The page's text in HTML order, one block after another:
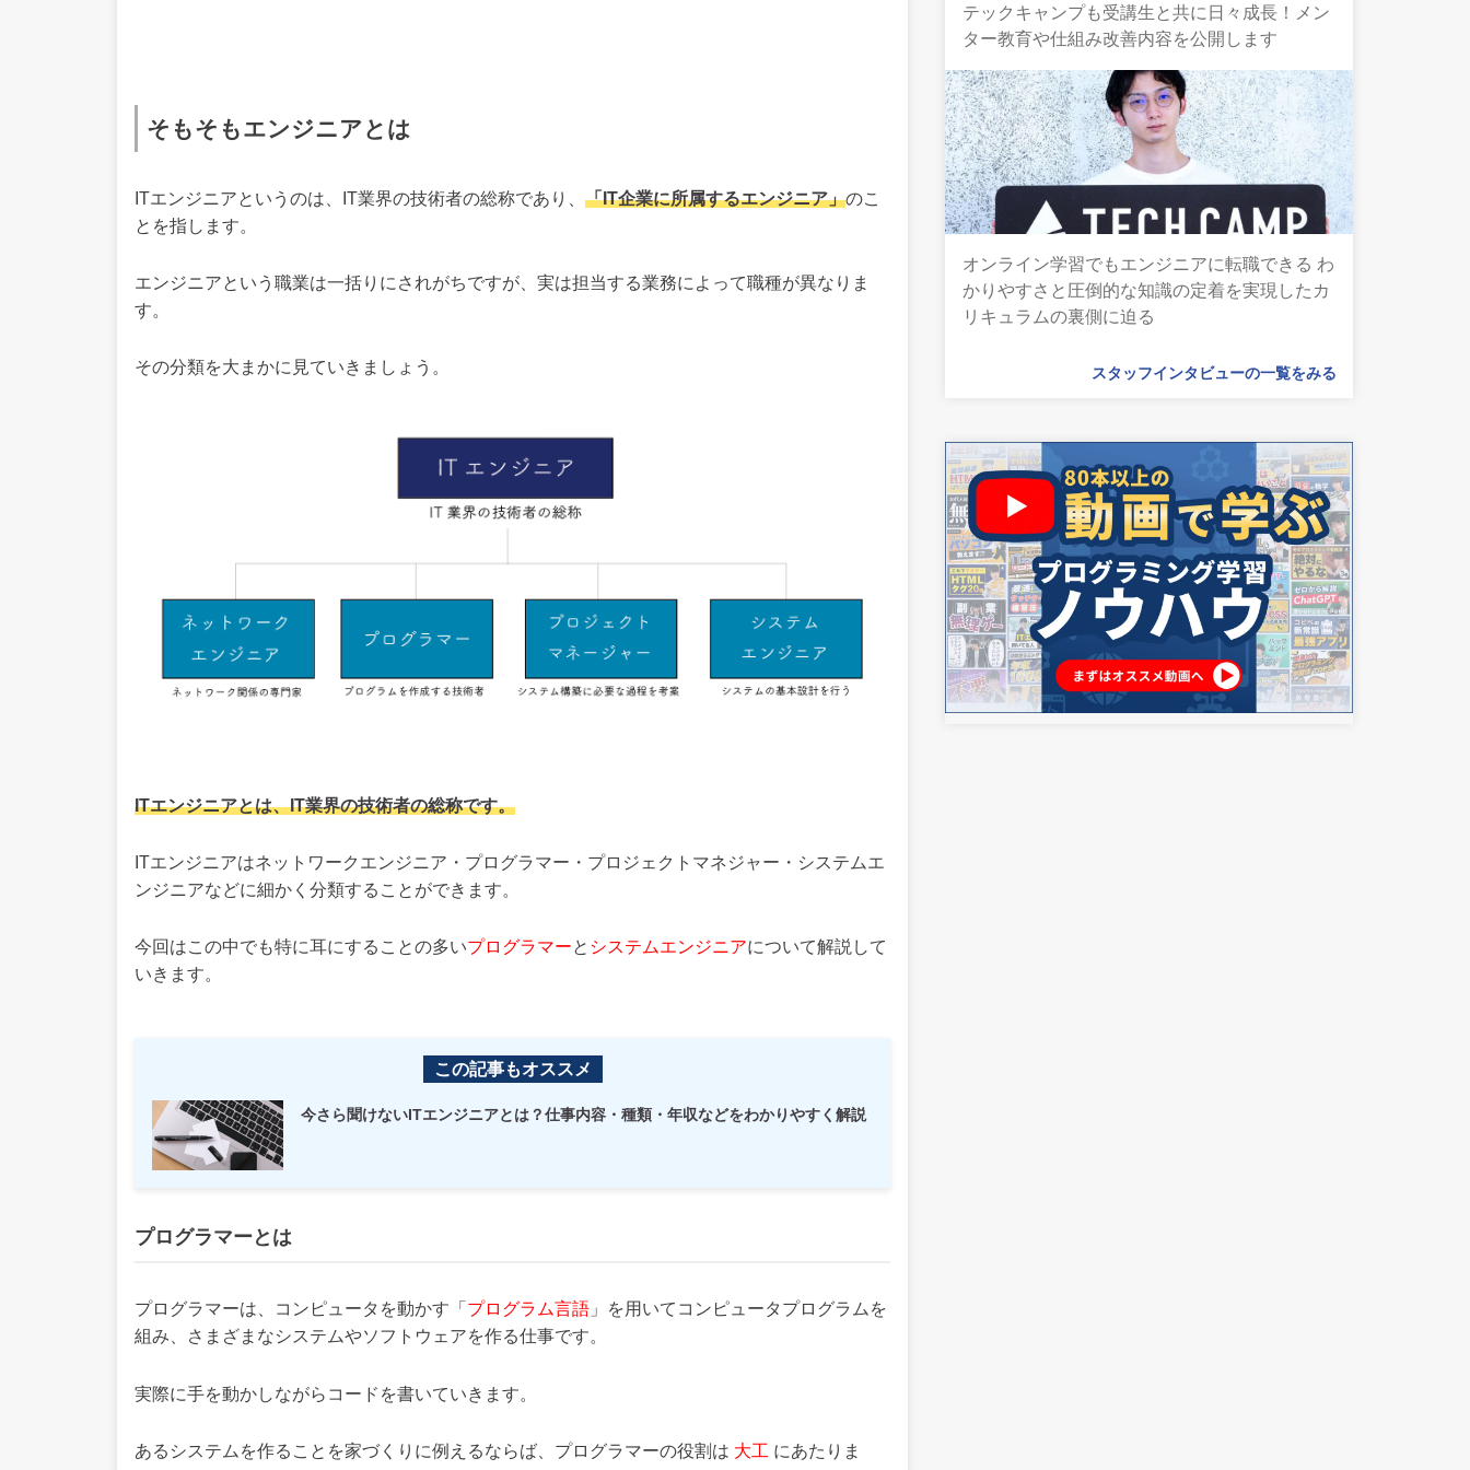
そもそもエンジニアとは
ITエンジニアというのは、IT業界の技術者の総称であり、 「IT企業に所属するエンジニア」のこ
とを指します。
エンジニアという職業は一括りにされがちですが、実は担当する業務によって職種が異なりま
す。
その分類を大まかに見ていきましょう。
ITエンジニアとは、IT業界の技術者の総称です。
ITエンジニアはネットワークエンジニア・プログラマー・プロジェクトマネジャー・システムエ
ンジニアなどに細かく分類することができます。
今回はこの中でも特に耳にすることの多いプログラマーと システムエンジニアについて解説して
いきます。
この記事もオススメ
今さら聞けないITエンジニアとは？仕事内容・種類・年収などをわかりやすく解説
プログラマーとは
プログラマーは、コンピュータを動かす「 プログラム言語 」を用いてコンピュータプログラムを
組み、さまざまなシステムやソフトウェアを作る仕事です。
実際に手を動かしながらコードを書いていきます。
あるシステムを作ることを家づくりに例えるならば、プログラマーの役割は 大工 にあたりま
テックキャンプも受講生と共に日々成長！メン
ター教育や仕組み改善内容を公開します
オンライン学習でもエンジニアに転職できる わ
かりやすさと圧倒的な知識の定着を実現したカ
リキュラムの裏側に迫る
スタッフインタビューの一覧をみる